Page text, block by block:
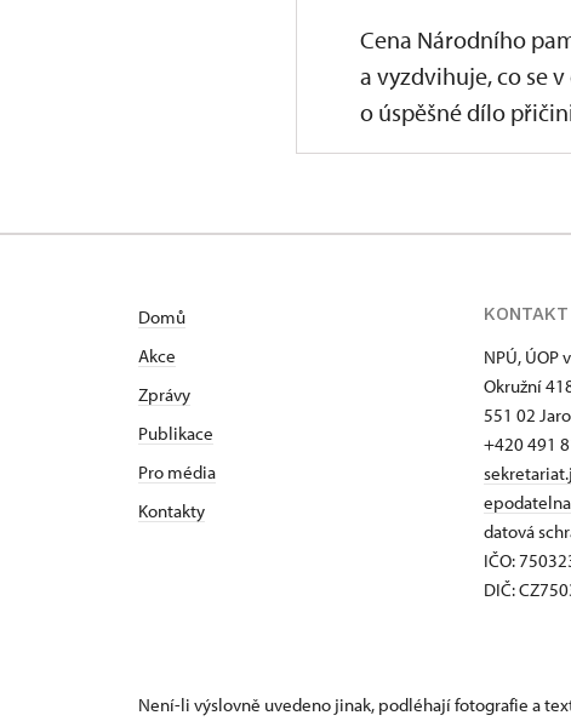
Cena Národního
a vyzdvihuje, co se
o úspěšné dílo
Domů
Akce
Zprávy
Publikace
Pro média
Kontakty
KONTAKT
NPÚ, ÚOP
Okružní
551 02
+420 491
datová
IČO:
DIČ:
Není-li výslovně uvedeno jinak, podléhají fotografie a